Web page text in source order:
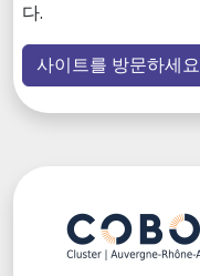
다.
사이트를 방문하세요